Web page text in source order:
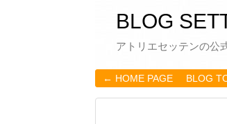
BLOG
アトリエセッテンの公
← HOME PAGE BLOG